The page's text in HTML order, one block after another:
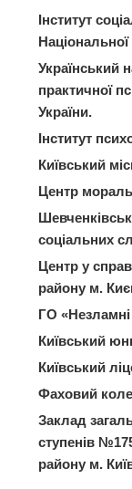
Інститут
Національної
Український
практичної
України.
Інститут
Київський
Центр
соціальних
Центр у
району м.
ГО «Незламні
Київський
Київський
Фаховий
Заклад
ступенів
району м.